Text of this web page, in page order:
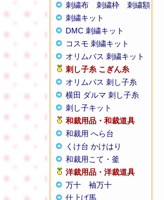
刺繍布
刺繍枠
刺繍額
刺繍キット
DMC 刺繍キット
コスモ 刺繍キット
オリムパス 刺繍キット
刺し子糸 こぎん糸
オリムパス 刺し子糸
横田 ダルマ 刺し子糸
刺し子キット
和裁用品・和裁道具
和裁用 へら台
くけ台 かけはり
和裁用こて・釜
洋裁用品・洋裁道具
万十
袖万十
仕上げ馬